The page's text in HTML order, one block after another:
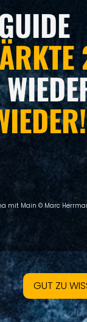
mit Main © Marc
GUT ZU